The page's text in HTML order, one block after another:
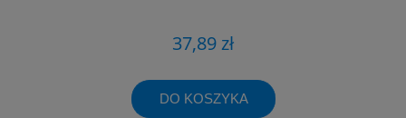
37,89 zł
DO KOSZYKA